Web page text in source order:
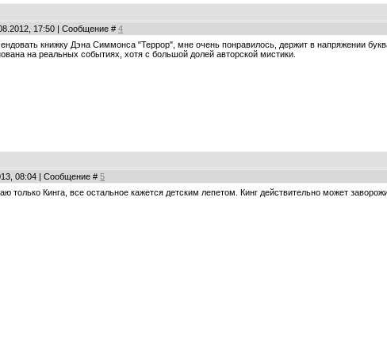
17:50 | Сообщение #4
книжку Дэна Симмонса "Террор", мне очень понравилось, держит в напряжении
на реальных событиях, хотя с большой долей авторской мистики.
08:04 | Сообщение #5
только Кинга, все остальное кажется детским лепетом. Кинг действительно может